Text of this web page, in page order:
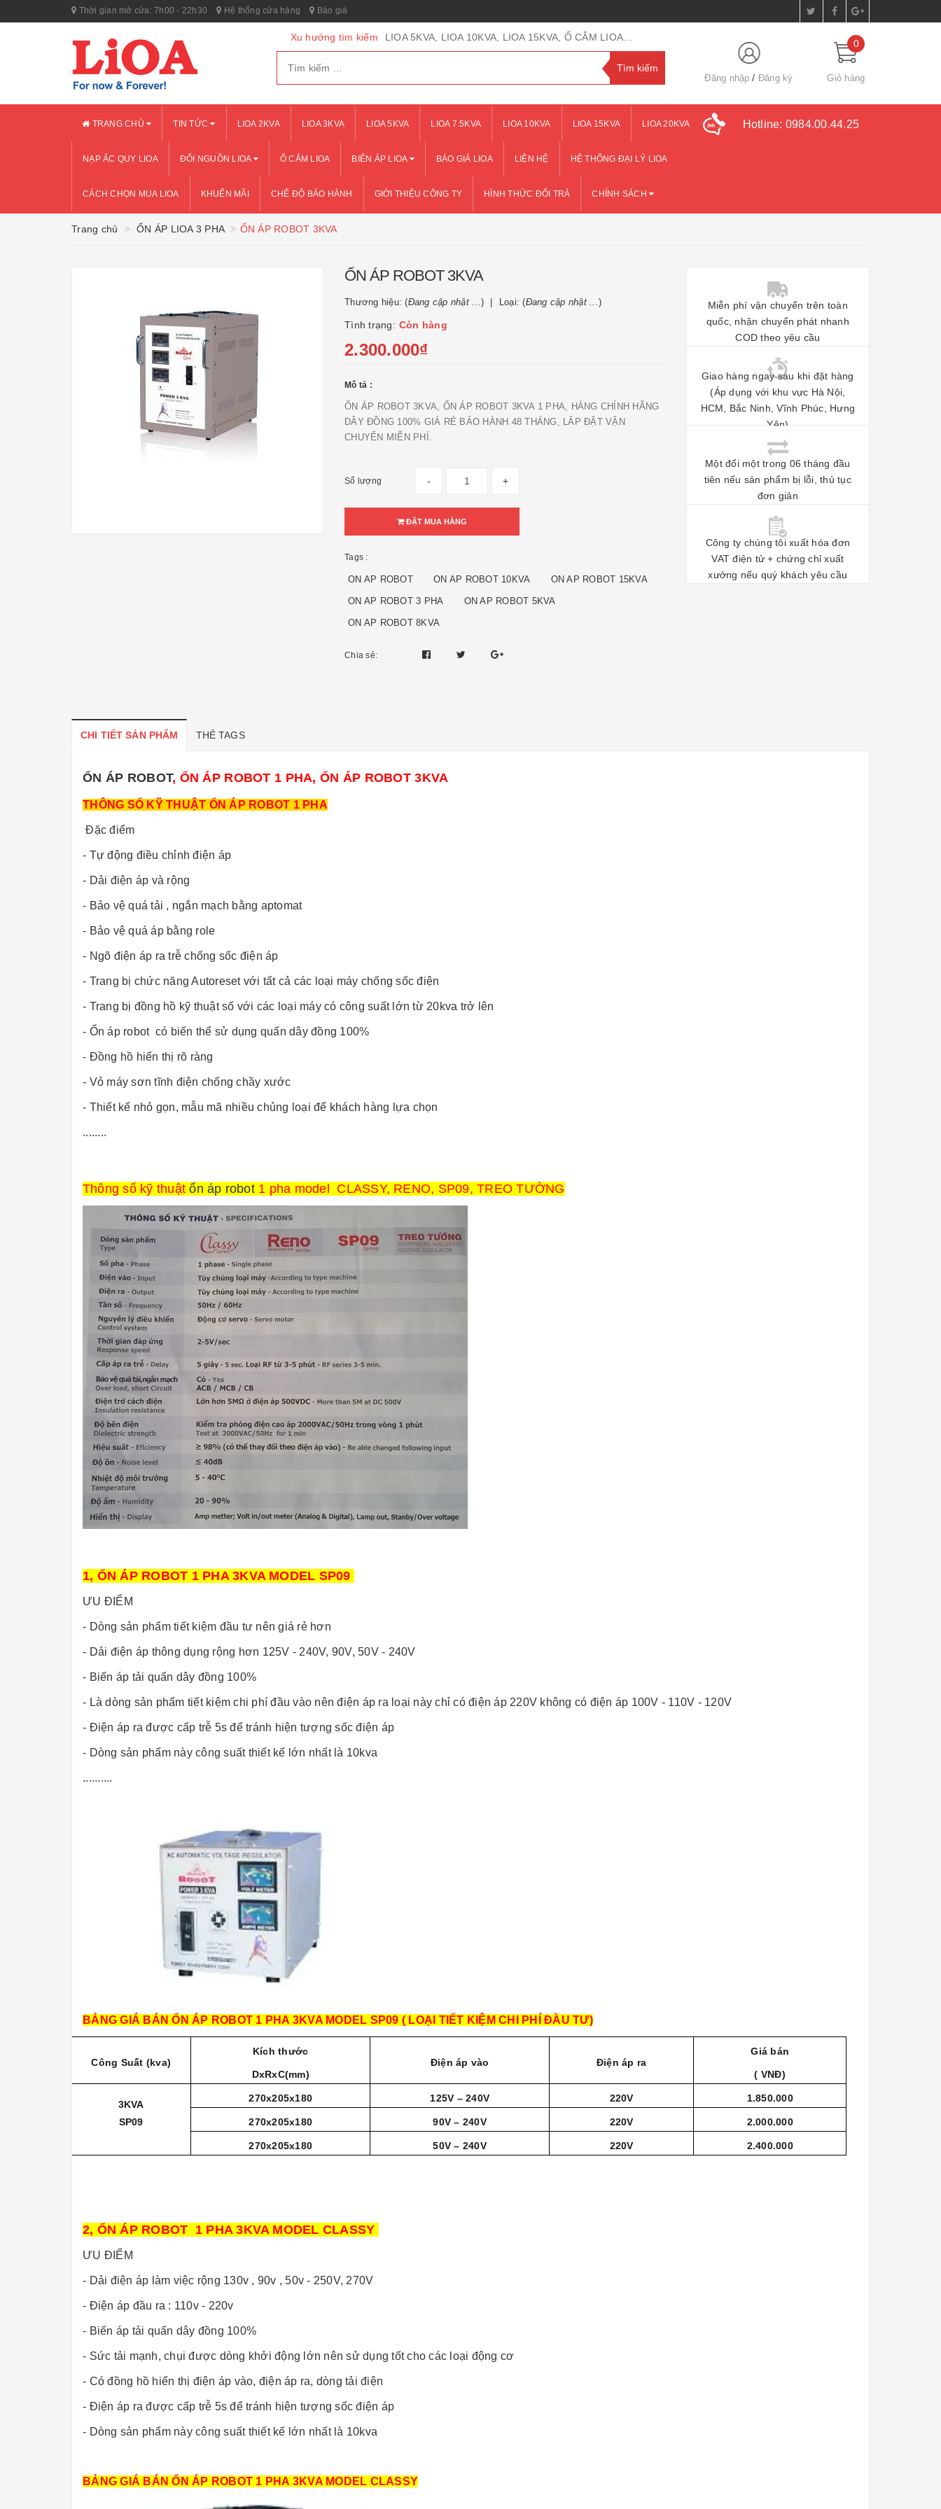
Thời gian mở cửa: 7h00 - 22h30 Hệ thống cửa hàng Báo giá
Xu hướng tìm kiếm LIOA 5KVA, LIOA 10KVA, LIOA 15KVA, Ổ CẮM LIOA...
Đăng nhập Đăng ký
0
Giỏ hàng
TRANG CHỦ TIN TỨC LIOA 2KVA LIOA 3KVA LIOA 5KVA LIOA 7.5KVA LIOA 10KVA LIOA 15KVA LIOA 20KVA
NẠP ẮC QUY LIOA ĐỔI NGUỒN LIOA Ổ CẮM LIOA BIẾN ÁP LIOA BÁO GIÁ LIOA LIỆN HỆ HỆ THỐNG ĐẠI LÝ LIOA
CÁCH CHỌN MUA LIOA KHUẾN MÃI CHẾ ĐỘ BẢO HÀNH GIỚI THIỆU CÔNG TY HÌNH THỨC ĐỔI TRẢ CHÍNH SÁCH
Hotline: 0984.00.44.25
Trang chủ ỔN ÁP LIOA 3 PHA ỔN ÁP ROBOT 3KVA
ỔN ÁP ROBOT 3KVA
Thương hiệu: (Đang cập nhật ...) Loại: (Đang cập nhật ...)
Tình trạng: Còn hàng
2.300.000₫
Mô tả :
ỔN ÁP ROBOT 3KVA, ỔN ÁP ROBOT 3KVA 1 PHA, HÀNG CHÍNH HÃNG
DÂY ĐỒNG 100% GIÁ RẺ BẢO HÀNH 48 THÁNG, LẮP ĐẶT VẬN
CHUYỂN MIỄN PHÍ.
Số lượng - +
ĐẶT MUA HÀNG
Tags :
ON AP ROBOT ON AP ROBOT 10KVA ON AP ROBOT 15KVA
ON AP ROBOT 3 PHA ON AP ROBOT 5KVA
ON AP ROBOT 8KVA
Chia sẻ:
Miễn phí vận chuyển trên toàn
quốc, nhận chuyển phát nhanh
COD theo yêu cầu
Giao hàng ngay sau khi đặt hàng
(Áp dụng với khu vực Hà Nội,
HCM, Bắc Ninh, Vĩnh Phúc, Hưng
Yên)
Một đổi một trong 06 tháng đầu
tiên nếu sản phẩm bị lỗi, thủ tục
đơn giản
Công ty chúng tôi xuất hóa đơn
VAT điện tử + chứng chỉ xuất
xưởng nếu quý khách yêu cầu
CHI TIẾT SẢN PHẨM THẺ TAGS
ỔN ÁP ROBOT, ỔN ÁP ROBOT 1 PHA, ỔN ÁP ROBOT 3KVA
THÔNG SỐ KỸ THUẬT ỔN ÁP ROBOT 1 PHA
Đặc điểm
- Tự động điều chỉnh điện áp
- Dải điện áp và rộng
- Bảo vệ quá tải , ngắn mạch bằng aptomat
- Bảo vệ quá áp bằng role
- Ngõ điện áp ra trễ chống sốc điện áp
- Trang bị chức năng Autoreset với tất cả các loại máy chống sốc điện
- Trang bị đồng hồ kỹ thuật số với các loại máy có công suất lớn từ 20kva trở lên
- Ổn áp robot có biến thể sử dụng quấn dây đồng 100%
- Đồng hồ hiển thị rõ ràng
- Vỏ máy sơn tĩnh điện chống chầy xước
- Thiết kế nhỏ gọn, mẫu mã nhiều chủng loại để khách hàng lựa chọn
........
Thông số kỹ thuậtổn áp robot 1 pha model CLASSY, RENO, SP09, TREO TƯỜNG
1, ỔN ÁP ROBOT 1 PHA 3KVA MODEL SP09
ƯU ĐIỂM
- Dòng sản phẩm tiết kiệm đầu tư nên giá rẻ hơn
- Dải điện áp thông dụng rộng hơn 125V - 240V, 90V, 50V - 240V
- Biến áp tải quấn dây đồng 100%
- Là dòng sản phẩm tiết kiệm chi phí đầu vào nên điện áp ra loại này chỉ có điện áp 220V không có điện áp 100V - 110V - 120V
- Điện áp ra được cấp trễ 5s để tránh hiện tượng sốc điện áp
- Dòng sản phẩm này công suất thiết kế lớn nhất là 10kva
..........
BẢNG GIÁ BÁN ỔN ÁP ROBOT 1 PHA 3KVA MODEL SP09 ( LOẠI TIẾT KIỆM CHI PHÍ ĐẦU TƯ)
Công Suất (kva)
Kích thước
DxRxC(mm)
Điện áp vào Điện áp ra
Giá bán
( VNĐ)
3KVA
SP09
270x205x180 125V – 240V 220V 1.850.000
270x205x180 90V – 240V 220V 2.000.000
270x205x180 50V – 240V 220V 2.400.000
2, ỔN ÁP ROBOT 1 PHA 3KVA MODEL CLASSY
ƯU ĐIỂM
- Dải điện áp làm việc rộng 130v , 90v , 50v - 250V, 270V
- Điện áp đầu ra : 110v - 220v
- Biến áp tải quấn dây đồng 100%
- Sức tải mạnh, chụi được dòng khởi động lớn nên sử dụng tốt cho các loại động cơ
- Có đồng hồ hiển thị điện áp vào, điện áp ra, dòng tải điện
- Điện áp ra được cấp trễ 5s để tránh hiện tượng sốc điện áp
- Dòng sản phẩm này công suất thiết kế lớn nhất là 10kva
BẢNG GIÁ BÁN ỔN ÁP ROBOT 1 PHA 3KVA MODEL CLASSY